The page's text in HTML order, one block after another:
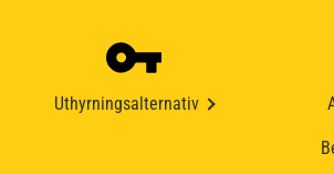
Uthyrningsalternativ